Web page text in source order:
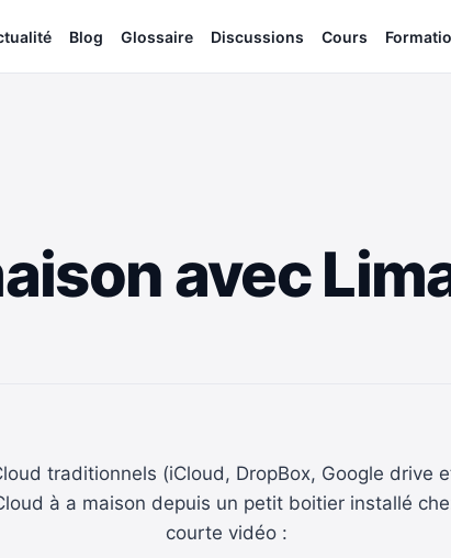
Blog Glossaire Discussions Cours
avec
traditionnels (iCloud, DropBox, Google drive
à a maison depuis un petit boitier installé
courte vidéo :